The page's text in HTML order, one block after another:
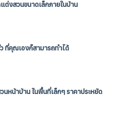
ต่งสวนขนาดเล็กภายในบ้าน
ที่คุณเองก็สามารถทำได้
นหน้าบ้าน ในพื้นที่เล็กๆ ราคาประหยัด